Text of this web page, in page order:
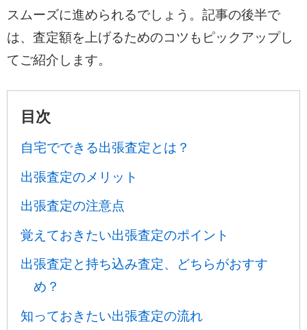
スムーズに進められるでしょう。記事の後半で
は、査定額を上げるためのコツもピックアップし
てご紹介します。
目次
自宅でできる出張査定とは？
出張査定のメリット
出張査定の注意点
覚えておきたい出張査定のポイント
出張査定と持ち込み査定、どちらがおすす
め？
知っておきたい出張査定の流れ